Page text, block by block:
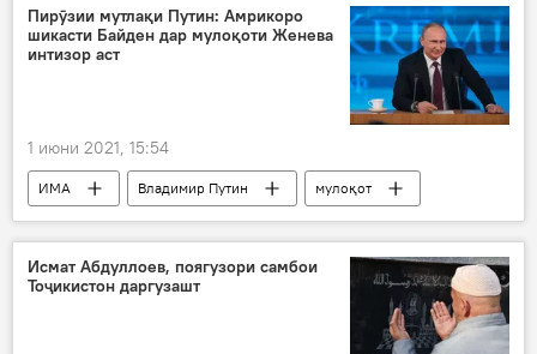
ваксина
Пирӯзии мутлақи Путин: Амрикоро
шикасти Байден дар мулоқоти Женева
интизор аст
1 июни 2021, 15:54
ИМА Владимир Путин
мулоқот
Дар Русия
Ҷо Байден
Исмат Абдуллоев, поягузори самбои
Тоҷикистон даргузашт